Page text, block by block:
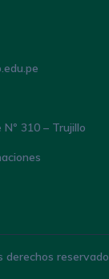
310 – Trujillo
derechos